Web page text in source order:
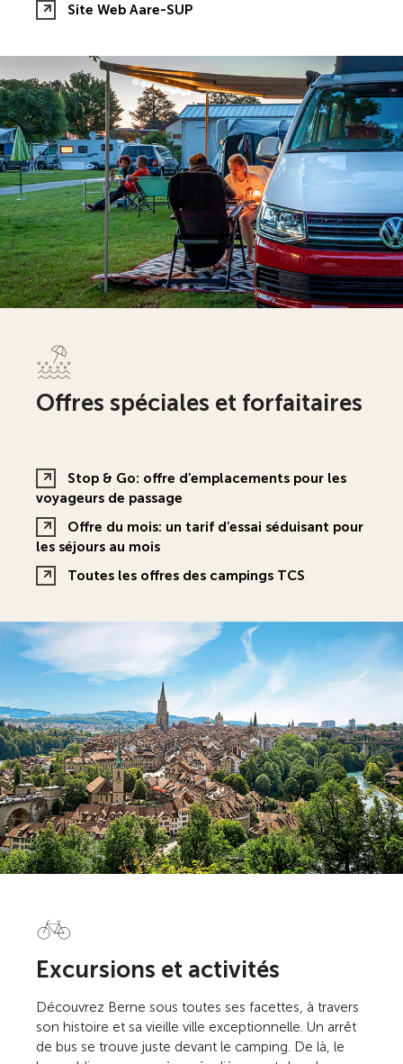
Site Web Aare-SUP
Offres spéciales et forfaitaires
Stop & Go: offre d’emplacements pour les
voyageurs de passage
Offre du mois: un tarif d’essai séduisant pour
les séjours au mois
Toutes les offres des campings TCS
Excursions et activités
Découvrez Berne sous toutes ses facettes, à travers
son histoire et sa vieille ville exceptionnelle. Un arrêt
de bus se trouve juste devant le camping. De là, le